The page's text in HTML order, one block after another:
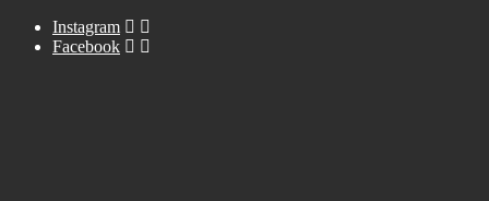
Instagram
Facebook